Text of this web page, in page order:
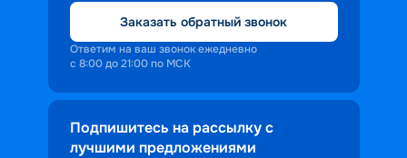
Заказать обратный звонок
Ответим на ваш звонок ежедневно
с 8:00 до 21:00 по МСК
Подпишитесь на рассылку с
лучшими предложениями